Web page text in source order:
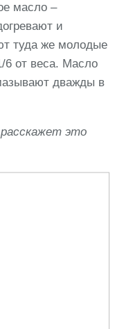
масло –
и
туда же молодые
6 от веса. Масло
дважды в
это